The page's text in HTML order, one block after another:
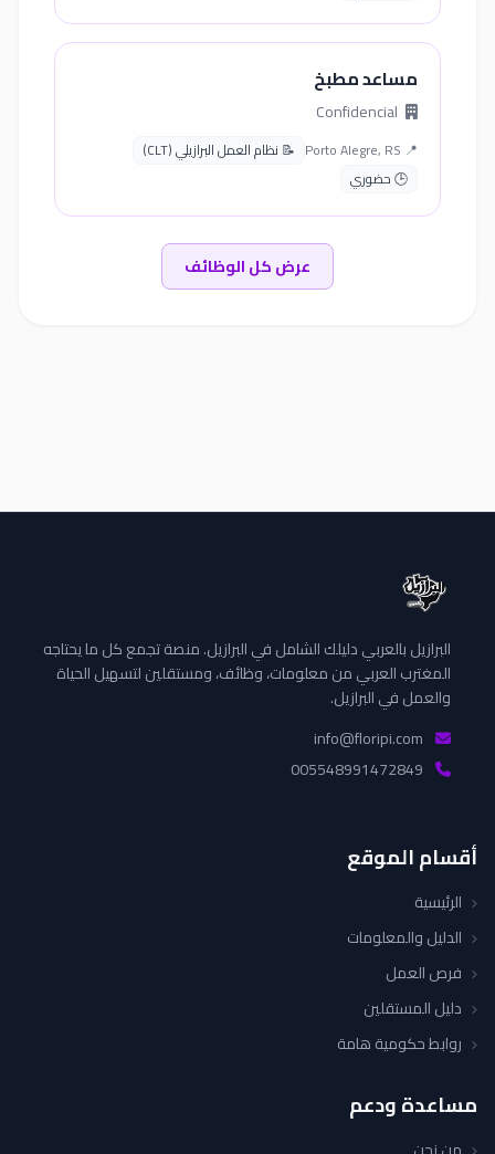
مساعد مطبخ
📍 Porto Alegre, RS
📝 نظام العمل البرازيلي (CLT)
🕒 حضوري
عرض كل الوظائف
البرازيل بالعربي دليلك الشامل في البرازيل. منصة تجمع كل ما يحتاجه
المغترب العربي من معلومات، وظائف، ومستقلين لتسهيل الحياة
والعمل في البرازيل.
أقسام الموقع
الرئيسية
الدليل والمعلومات
فرص العمل
دليل المستقلين
روابط حكومية هامة
مساعدة ودعم